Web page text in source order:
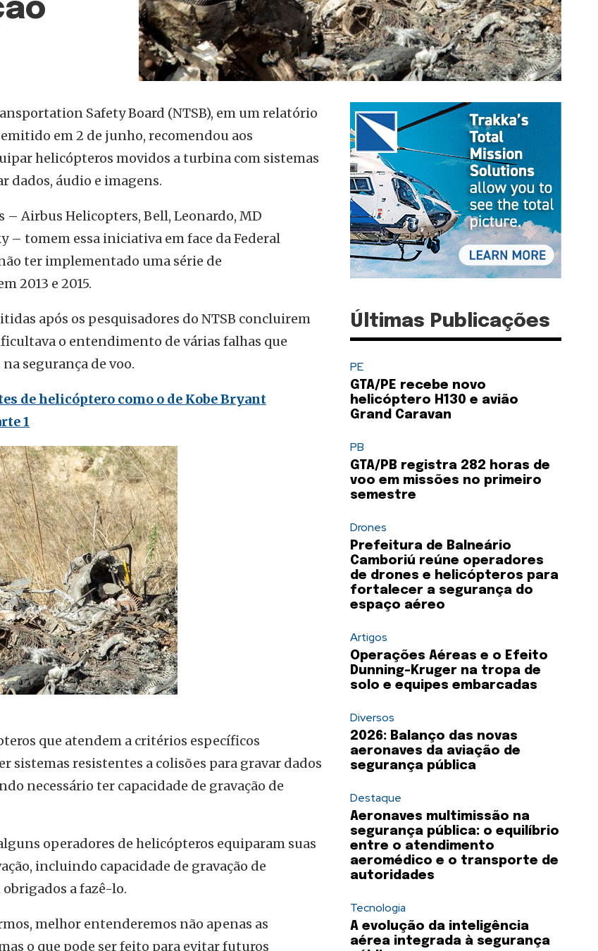
Safety Board (NTSB), em um relatório
em 2 de junho, recomendou aos
helicópteros movidos a turbina com sistemas
dados, áudio e imagens.
– Airbus Helicopters, Bell, Leonardo, MD
– tomem essa iniciativa em face da Federal
ter implementado uma série de
2013 e 2015.
após os pesquisadores do NTSB concluirem
o entendimento de várias falhas que
segurança de voo.
de helicóptero como o de Kobe Bryant
1
que atendem a critérios específicos
sistemas resistentes a colisões para gravar dados
necessário ter capacidade de gravação de
operadores de helicópteros equiparam suas
incluindo capacidade de gravação de
a fazê-lo.
melhor entenderemos não apenas as
o que pode ser feito para evitar futuros
Últimas Publicações
PE
GTA/PE recebe novo
helicóptero H130 e avião
Grand Caravan
PB
GTA/PB registra 282 horas de
voo em missões no primeiro
semestre
Drones
Prefeitura de Balneário
Camboriú reúne operadores
de drones e helicópteros para
fortalecer a segurança do
espaço aéreo
Artigos
Operações Aéreas e o Efeito
Dunning-Kruger na tropa de
solo e equipes embarcadas
Diversos
2026: Balanço das novas
aeronaves da aviação de
segurança pública
Destaque
Aeronaves multimissão na
segurança pública: o equilíbrio
entre o atendimento
aeromédico e o transporte de
autoridades
Tecnologia
A evolução da inteligência
aérea integrada à segurança